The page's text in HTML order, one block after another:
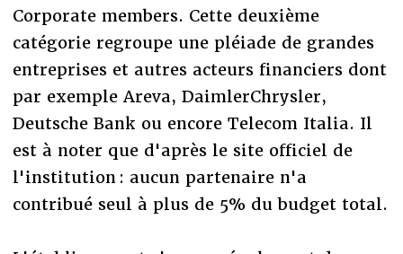
Corporate members. Cette deuxième
catégorie regroupe une pléiade de grandes
entreprises et autres acteurs financiers dont
par exemple Areva, DaimlerChrysler,
Deutsche Bank ou encore Telecom Italia. Il
est à noter que d'après le site officiel de
l'institution : aucun partenaire n'a
contribué seul à plus de 5% du budget total.